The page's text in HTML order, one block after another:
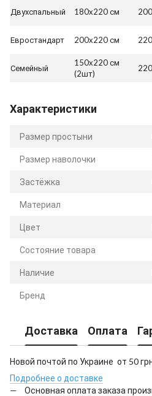
Двухспальный 180x220 см
Евростандарт 200x220 см
Семейный
150x220 см
(2шт)
Характеристики
Размер простыни
Размер наволочки
Застёжка
Материал
Цвет
Состояние товара
Наличие
Бренд
Доставка Оплата
Новой почтой по Украине от 50
Подробнее о доставке
Основная оплата заказа